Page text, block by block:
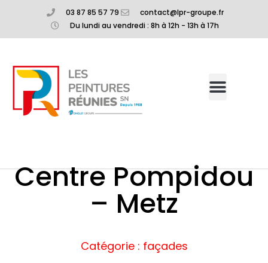
03 87 85 57 79
contact@lpr-groupe.fr
Du lundi au vendredi : 8h à 12h - 13h à 17h
Centre Pompidou
– Metz
Catégorie : façades